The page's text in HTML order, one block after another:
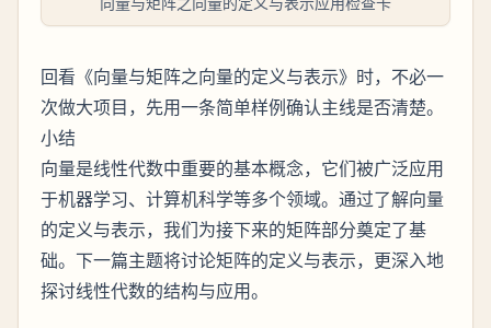
回看《向量与矩阵之向量的定义与表示》时，不必一
次做大项目，先用一条简单样例确认主线是否清楚。
小结
向量是线性代数中重要的基本概念，它们被广泛应用
于机器学习、计算机科学等多个领域。通过了解向量
的定义与表示，我们为接下来的矩阵部分奠定了基
础。下一篇主题将讨论矩阵的定义与表示，更深入地
探讨线性代数的结构与应用。